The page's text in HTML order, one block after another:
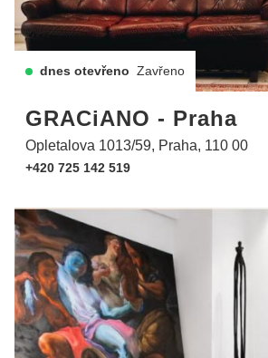
dnes otevřeno Zavřeno
GRACiANO - Praha
Opletalova 1013/59, Praha, 110 00
+420 725 142 519